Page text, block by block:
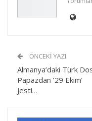
ÖNCEKI YAZI
Almanya’daki Türk
Papazdan ’29 Ekim’
Jesti…